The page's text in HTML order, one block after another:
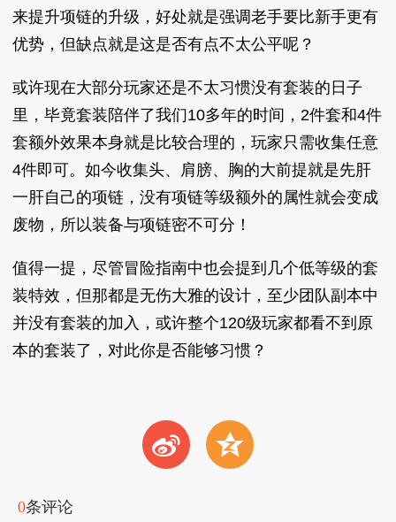
来提升项链的升级，好处就是强调老手要比新手更有
优势，但缺点就是这是否有点不太公平呢？
或许现在大部分玩家还是不太习惯没有套装的日子
里，毕竟套装陪伴了我们10多年的时间，2件套和4件
套额外效果本身就是比较合理的，玩家只需收集任意
4件即可。如今收集头、肩膀、胸的大前提就是先肝
一肝自己的项链，没有项链等级额外的属性就会变成
废物，所以装备与项链密不可分！
值得一提，尽管冒险指南中也会提到几个低等级的套
装特效，但那都是无伤大雅的设计，至少团队副本中
并没有套装的加入，或许整个120级玩家都看不到原
本的套装了，对此你是否能够习惯？
t z
0条评论